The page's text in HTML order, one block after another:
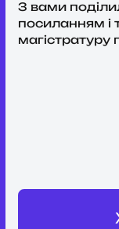
З вами
посиланням і